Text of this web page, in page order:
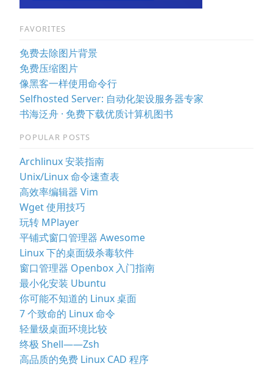
FAVORITES
免费去除图片背景
免费压缩图片
像黑客一样使用命令行
Selfhosted Server: 自动化架设服务器专家
书海泛舟 · 免费下载优质计算机图书
POPULAR POSTS
Archlinux 安装指南
Unix/Linux 命令速查表
高效率编辑器 Vim
Wget 使用技巧
玩转 MPlayer
平铺式窗口管理器 Awesome
Linux 下的桌面级杀毒软件
窗口管理器 Openbox 入门指南
最小化安装 Ubuntu
你可能不知道的 Linux 桌面
7 个致命的 Linux 命令
轻量级桌面环境比较
终极 Shell——Zsh
高品质的免费 Linux CAD 程序